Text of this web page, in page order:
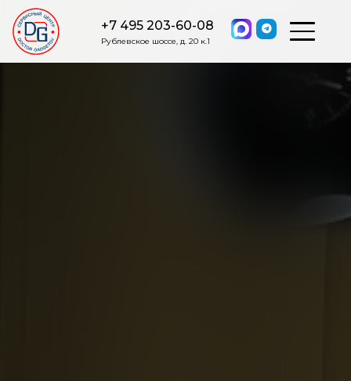
+7 495 203-60-08
Рублевское шоссе, д. 20 к.1